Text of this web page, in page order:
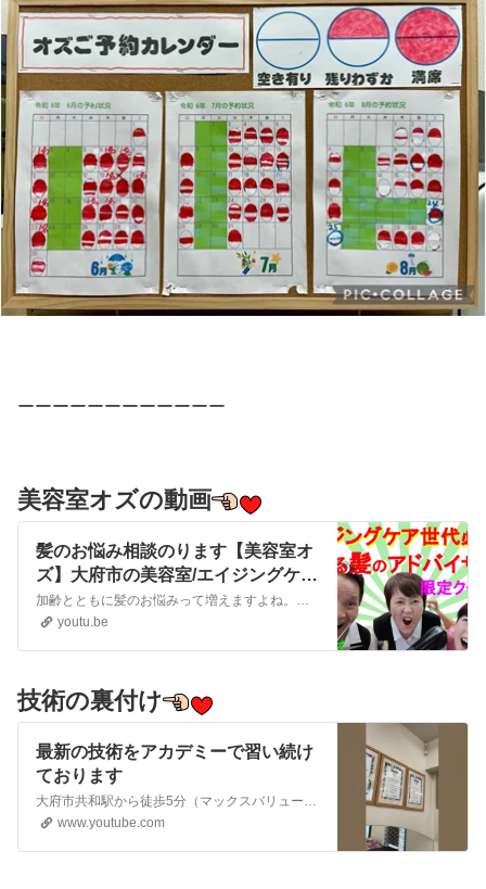
ーーーーーーーーーーーー
美容室オズの動画
髪のお悩み相談のります【美容室オ
ズ】大府市の美容室/エイジングケア
世代必見！頼れる髪のアドバイザー
♪
加齢とともに髪のお悩みって増えますよね。マックスバリュー大府店近くにある【美容室オズ】は、ご夫婦で35年以上続けられている美容室。カット技術はもちろん、髪・頭皮の相談役としてお客様のお悩みにアドバイスできます。とくに50代以上のエイジングケア世代注目の美容室！スタッフの入れ替わりがないので、1対1の丁寧な施術が可...
youtu.be
技術の裏付け
最新の技術をアカデミーで習い続け
ております
大府市共和駅から徒歩5分（マックスバリュー大府店近くにある美容院）『美容室オズ』は■50代以上の女性にヘアカット、ヘアカラーが人気のヘアサロン■です。白髪染め、パーマ、トリートメントも得意です。共和駅近くで夫婦で35年以上続けています。#美容室オズ #大府市共和 #美容院 #白髪染め #カラー #カット #パーマ
www.youtube.com